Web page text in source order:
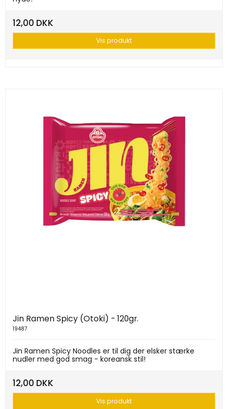
12,00 DKK
Vis produkt
Jin Ramen Spicy (Otoki) - 120gr.
19487
Jin Ramen Spicy Noodles er til dig der elsker stærke
nudler med god smag - koreansk stil!
12,00 DKK
Vis produkt